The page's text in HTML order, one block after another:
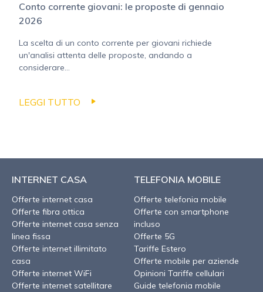
Conto corrente giovani: le proposte di gennaio
2026
La scelta di un conto corrente per giovani richiede
un'analisi attenta delle proposte, andando a
considerare...
LEGGI TUTTO
INTERNET CASA
Offerte internet casa
Offerte fibra ottica
Offerte internet casa senza
linea fissa
Offerte internet illimitato
casa
Offerte internet WiFi
Offerte internet satellitare
TELEFONIA MOBILE
Offerte telefonia mobile
Offerte con smartphone
incluso
Offerte 5G
Tariffe Estero
Offerte mobile per aziende
Opinioni Tariffe cellulari
Guide telefonia mobile